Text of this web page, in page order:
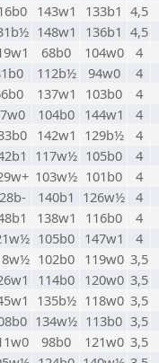
143w1 133b1 4,5
148w1 136b1 4,5
68b0 104w0 4
112b½ 94w0 4
137w1 103b0 4
104b0 144w1 4
142w1 129b½ 4
117w½ 105b0 4
103w½ 101b0 4
140b1 126w½ 4
138w1 116b0 4
105b0 147w1 4
102b0 119w0 3,5
114b0 120w0 3,5
135b½ 118w0 3,5
134w½ 113b0 3,5
98b0 121w0 3,5